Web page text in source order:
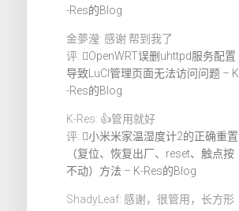
-Res的Blog
金夢瀅: 感谢 帮到我了
评:
OpenWRT误删uhttpd服务配置
导致LuCI管理页面无法访问问题 – K
-Res的Blog
K-Res: 👍管用就好
评:
小米米家温湿度计2的正确重置
（复位、恢复出厂、reset、触点按
不动）方法 – K-Res的Blog
ShadyLeaf: 感谢，很管用，长方形